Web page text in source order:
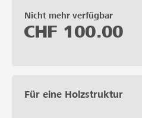
Nicht mehr verfügbar
CHF 100.00
Für eine Holzstruktur